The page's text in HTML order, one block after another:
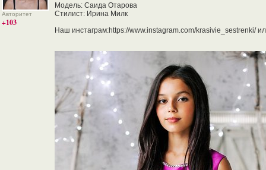
Авторитет
+103
Модель: Саида Отарова
Стилист: Ирина Милк
Наш инстаграм:https://www.instagram.com/krasivie_sestrenki/